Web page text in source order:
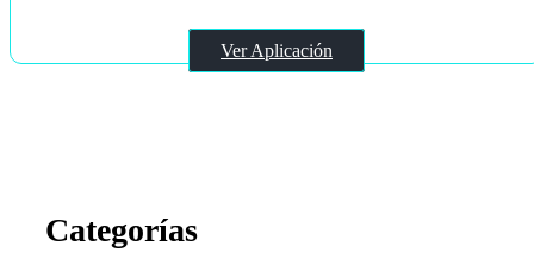
Ver Aplicación
Categorías